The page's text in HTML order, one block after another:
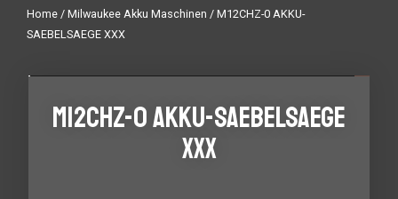
Home / Milwaukee Akku Maschinen / M12CHZ-0 AKKU-
SAEBELSAEGE XXX
M12CHZ-0 AKKU-SAEBELSAEGE
XXX